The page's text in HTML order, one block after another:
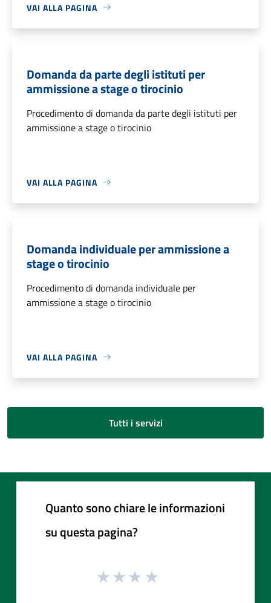
VAI ALLA PAGINA
Domanda da parte degli istituti per
ammissione a stage o tirocinio
Procedimento di domanda da parte degli istituti per
ammissione a stage o tirocinio
VAI ALLA PAGINA
Domanda individuale per ammissione a
stage o tirocinio
Procedimento di domanda individuale per
ammissione a stage o tirocinio
VAI ALLA PAGINA
Tutti i servizi
Quanto sono chiare le informazioni
su questa pagina?